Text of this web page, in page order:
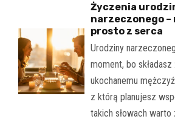
Życzenia
narzeczonego
prosto z serca
Urodziny
moment, bo
ukochanemu
z którą planujesz
takich słowach warto